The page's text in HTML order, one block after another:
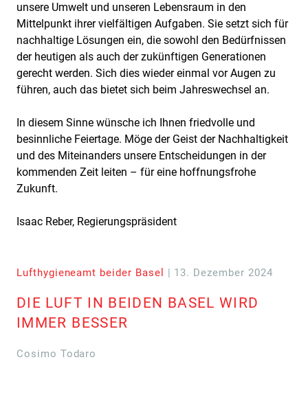
unsere Umwelt und unseren Lebensraum in den
Mittelpunkt ihrer vielfältigen Aufgaben. Sie setzt sich für
nachhaltige Lösungen ein, die sowohl den Bedürfnissen
der heutigen als auch der zukünftigen Generationen
gerecht werden. Sich dies wieder einmal vor Augen zu
führen, auch das bietet sich beim Jahreswechsel an.
In diesem Sinne wünsche ich Ihnen friedvolle und
besinnliche Feiertage. Möge der Geist der Nachhaltigkeit
und des Miteinanders unsere Entscheidungen in der
kommenden Zeit leiten – für eine hoffnungsfrohe
Zukunft.
Isaac Reber, Regierungspräsident
Lufthygieneamt beider Basel | 13. Dezember 2024
DIE LUFT IN BEIDEN BASEL WIRD
IMMER BESSER
Cosimo Todaro